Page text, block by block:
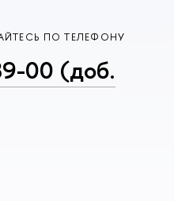
ПО ТЕЛЕФОНУ
00 (доб.